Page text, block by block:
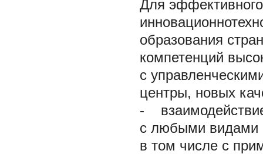
Для
образования
компетенций
с
центры, новых
-
с любыми видами
в том числе с